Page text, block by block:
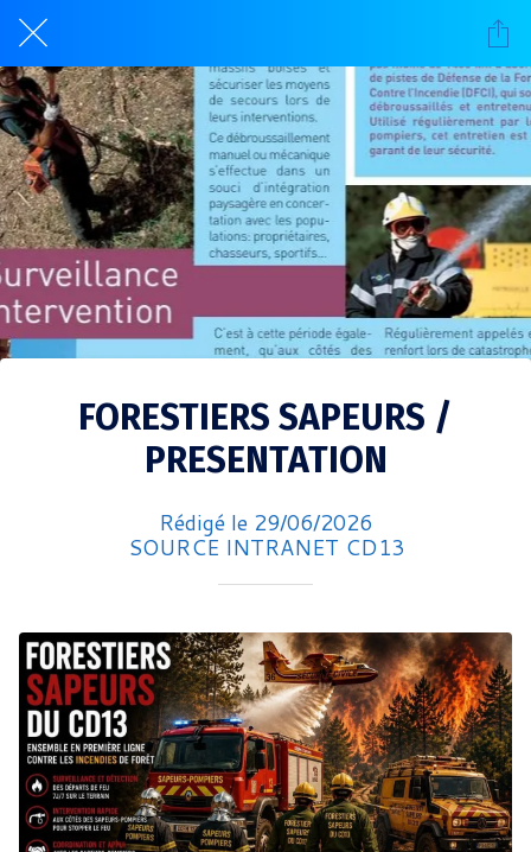
FORESTIERS SAPEURS /
PRESENTATION
Rédigé le 29/06/2026
SOURCE INTRANET CD13